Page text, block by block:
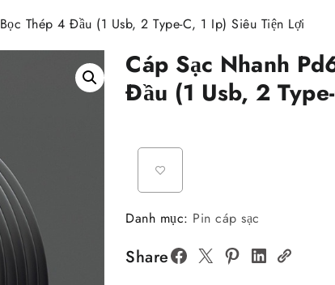
Thép 4 Đầu (1 Usb, 2 Type-C, 1 Ip) Siêu Tiện Lợi
Cáp Sạc Nhanh
Đầu (1 Usb, 2
Danh mục: Pin cáp sạc
Share